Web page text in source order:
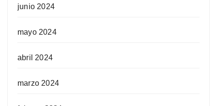
junio 2024
mayo 2024
abril 2024
marzo 2024